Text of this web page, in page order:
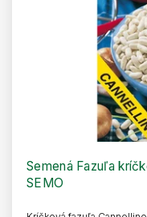
Semená Fazuľa
SEMO